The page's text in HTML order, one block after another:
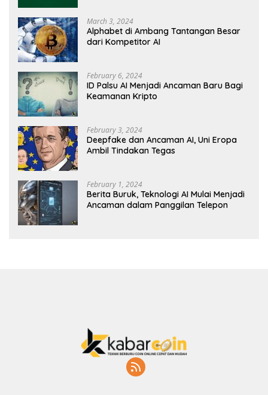
March 3, 2024
Alphabet di Ambang Tantangan Besar
dari Kompetitor AI
February 6, 2024
ID Palsu AI Menjadi Ancaman Baru Bagi
Keamanan Kripto
February 3, 2024
Deepfake dan Ancaman AI, Uni Eropa
Ambil Tindakan Tegas
February 1, 2024
Berita Buruk, Teknologi AI Mulai Menjadi
Ancaman dalam Panggilan Telepon